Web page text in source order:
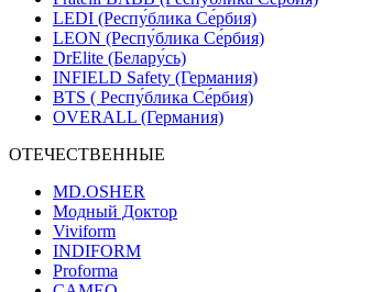
LEDI (Респу́блика Се́рбия)
LEON (Респу́блика Се́рбия)
DrElite (Белару́сь)
INFIELD Safety (Германия)
BTS ( Респу́блика Се́рбия)
OVERALL (Германия)
ОТЕЧЕСТВЕННЫЕ
MD.OSHER
Модный Доктор
Viviform
INDIFORM
Proforma